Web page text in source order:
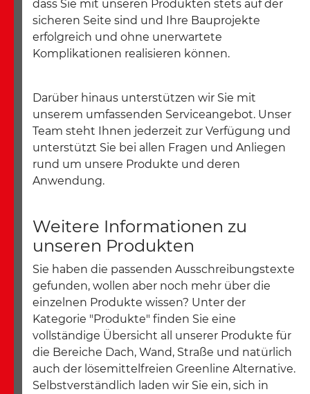
dass Sie mit unseren Produkten stets auf der
sicheren Seite sind und Ihre Bauprojekte
erfolgreich und ohne unerwartete
Komplikationen realisieren können.
Darüber hinaus unterstützen wir Sie mit
unserem umfassenden Serviceangebot. Unser
Team steht Ihnen jederzeit zur Verfügung und
unterstützt Sie bei allen Fragen und Anliegen
rund um unsere Produkte und deren
Anwendung.
Weitere Informationen zu
unseren Produkten
Sie haben die passenden Ausschreibungstexte
gefunden, wollen aber noch mehr über die
einzelnen Produkte wissen? Unter der
Kategorie "Produkte" finden Sie eine
vollständige Übersicht all unserer Produkte für
die Bereiche Dach, Wand, Straße und natürlich
auch der lösemittelfreien Greenline Alternative.
Selbstverständlich laden wir Sie ein, sich in